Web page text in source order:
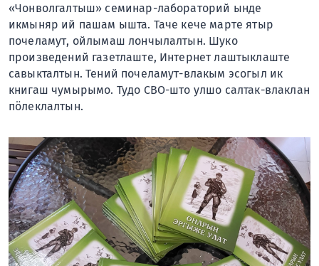
«Чонволгалтыш» семинар-лабораторий ынде
икмыняр ий пашам ышта. Таче кече марте ятыр
почеламут, ойлымаш лончылалтын. Шуко
произведений газетлаште, Интернет лаштыклаште
савыкталтын. Тений почеламут-влакым эсогыл ик
книгаш чумырымо. Тудо СВО-што улшо салтак-влаклан
пӧлеклалтын.